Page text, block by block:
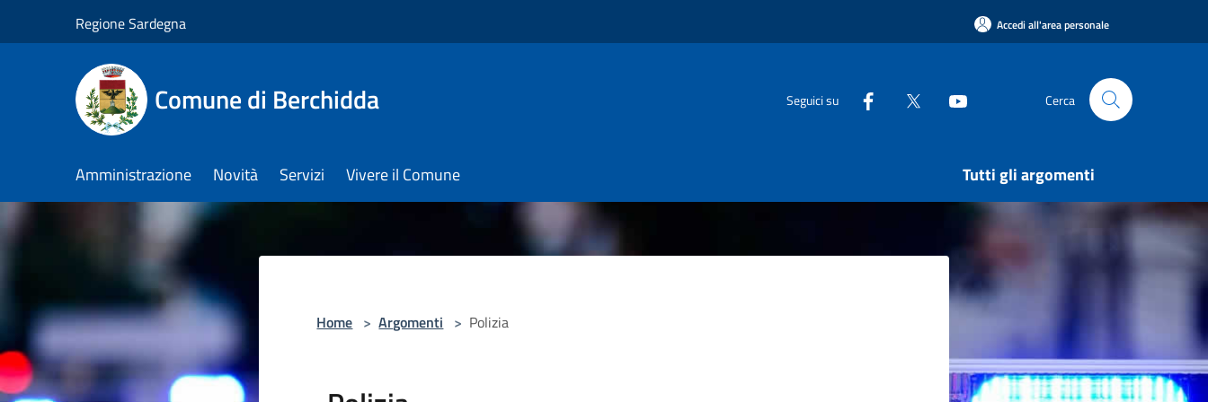
Regione Sardegna Accedi all'area personale
Comune di Berchidda Seguici su Cerca
Amministrazione Novità Servizi Vivere il Comune Tutti gli argomenti
Home > Argomenti > Polizia